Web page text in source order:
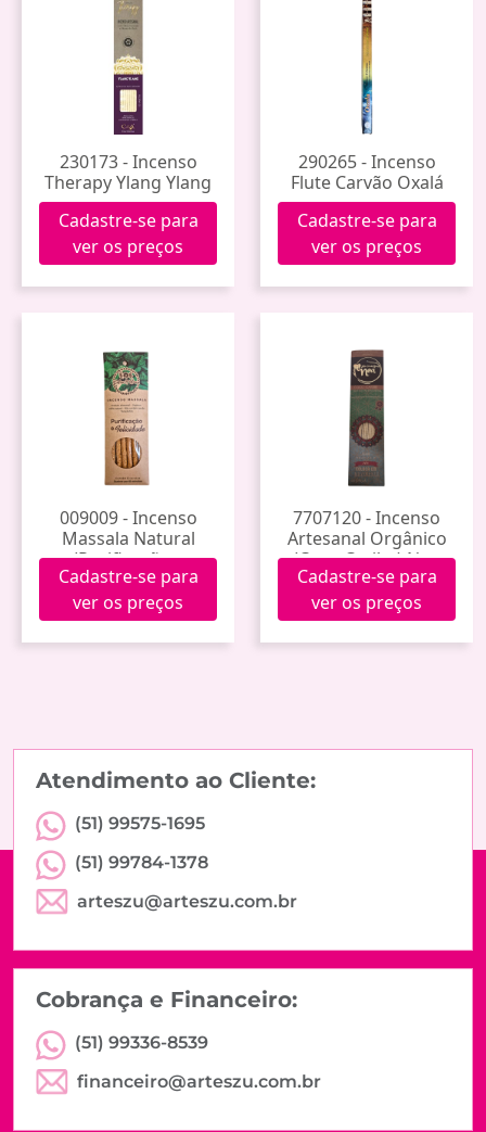
230173 - Incenso
Therapy Ylang Ylang
Cadastre-se para
ver os preços
290265 - Incenso
Flute Carvão Oxalá
Cadastre-se para
ver os preços
009009 - Incenso
Massala Natural
(Purificação e
Felicidade)
Cadastre-se para
ver os preços
7707120 - Incenso
Artesanal Orgânico
(Coco Caribe) Noa
Cadastre-se para
ver os preços
Atendimento ao Cliente:
(51) 99575-1695
(51) 99784-1378
arteszu@arteszu.com.br
Cobrança e Financeiro:
(51) 99336-8539
financeiro@arteszu.com.br